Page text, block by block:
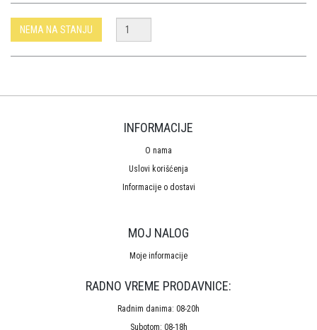
NEMA NA STANJU
INFORMACIJE
O nama
Uslovi korišćenja
Informacije o dostavi
MOJ NALOG
Moje informacije
RADNO VREME PRODAVNICE:
Radnim danima: 08-20h
Subotom: 08-18h